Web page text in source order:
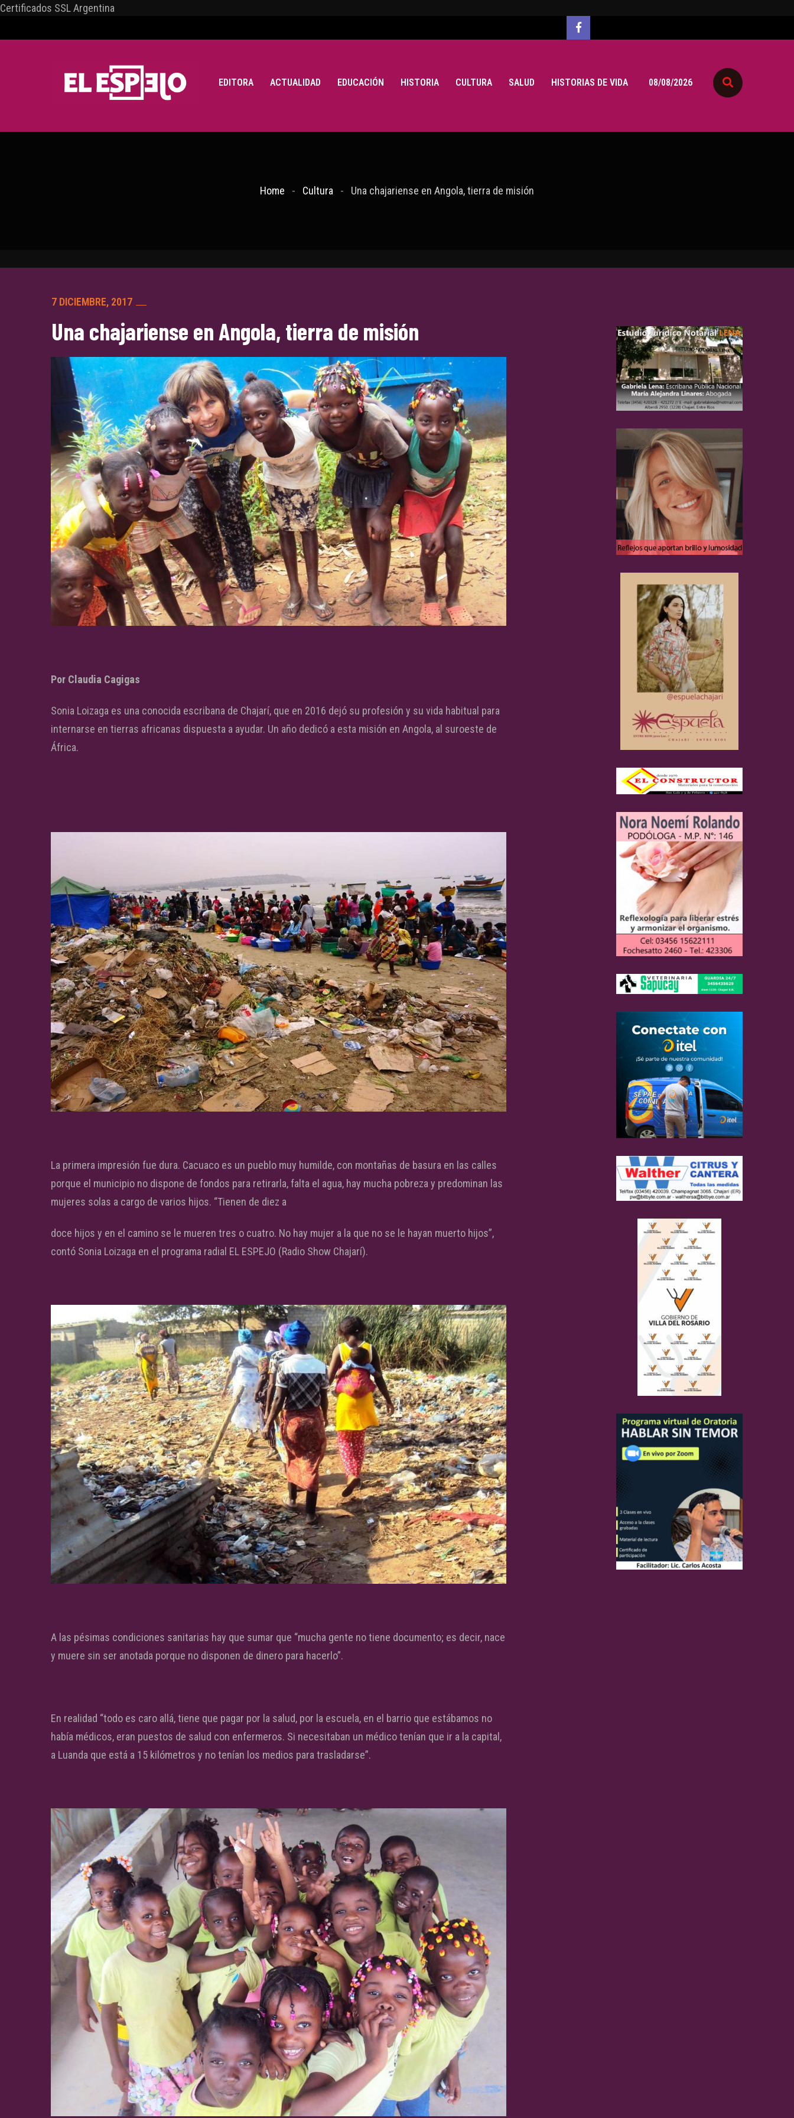
Certificados SSL Argentina
EDITORA ACTUALIDAD EDUCACIÓN HISTORIA CULTURA SALUD HISTORIAS DE VIDA 08/08/2026
Home Cultura Una chajariense en Angola, tierra de misión
7 DICIEMBRE, 2017
Una chajariense en Angola, tierra de misión
Por Claudia Cagigas
Sonia Loizaga es una conocida escribana de Chajarí, que en 2016 dejó su profesión y su vida habitual para
internarse en tierras africanas dispuesta a ayudar. Un año dedicó a esta misión en Angola, al suroeste de
África.
La primera impresión fue dura. Cacuaco es un pueblo muy humilde, con montañas de basura en las calles
porque el municipio no dispone de fondos para retirarla, falta el agua, hay mucha pobreza y predominan las
mujeres solas a cargo de varios hijos. “Tienen de diez a
doce hijos y en el camino se le mueren tres o cuatro. No hay mujer a la que no se le hayan muerto hijos”,
contó Sonia Loizaga en el programa radial EL ESPEJO (Radio Show Chajarí).
A las pésimas condiciones sanitarias hay que sumar que “mucha gente no tiene documento; es decir, nace
y muere sin ser anotada porque no disponen de dinero para hacerlo”.
En realidad “todo es caro allá, tiene que pagar por la salud, por la escuela, en el barrio que estábamos no
había médicos, eran puestos de salud con enfermeros. Si necesitaban un médico tenían que ir a la capital,
a Luanda que está a 15 kilómetros y no tenían los medios para trasladarse”.